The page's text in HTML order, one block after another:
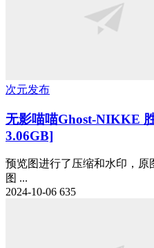
次元发布
无影喵喵Ghost-NIKKE
3.06GB]
预览图进行了压缩和水印，
图 ...
2024-10-06 635